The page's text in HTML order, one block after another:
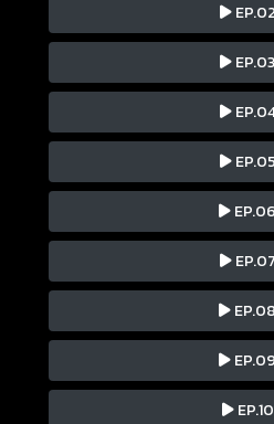
EP.02
EP.03
EP.05
EP.06
EP.07
EP.08
EP.09
EP.10